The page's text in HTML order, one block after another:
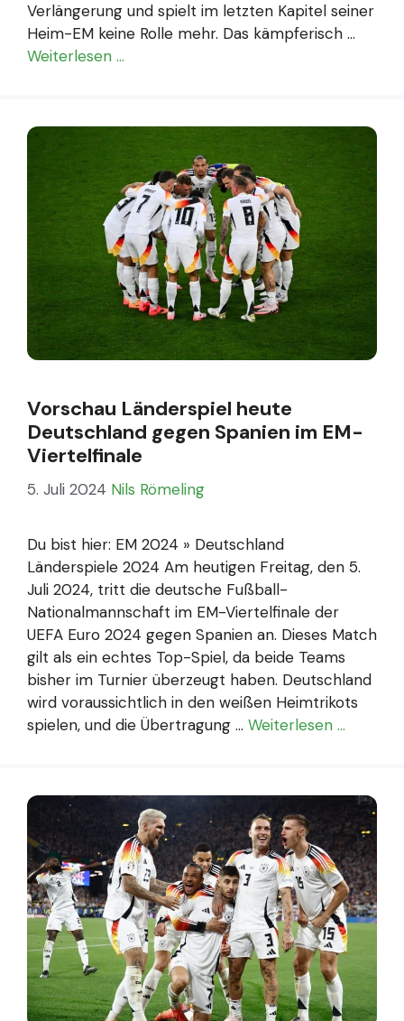
Verlängerung und spielt im letzten Kapitel seiner
Heim-EM keine Rolle mehr. Das kämpferisch …
Weiterlesen …
Vorschau Länderspiel heute
Deutschland gegen Spanien im EM-
Viertelfinale
5. Juli 2024 Nils Römeling
Du bist hier: EM 2024 » Deutschland
Länderspiele 2024 Am heutigen Freitag, den 5.
Juli 2024, tritt die deutsche Fußball-
Nationalmannschaft im EM-Viertelfinale der
UEFA Euro 2024 gegen Spanien an. Dieses Match
gilt als ein echtes Top-Spiel, da beide Teams
bisher im Turnier überzeugt haben. Deutschland
wird voraussichtlich in den weißen Heimtrikots
spielen, und die Übertragung … Weiterlesen …